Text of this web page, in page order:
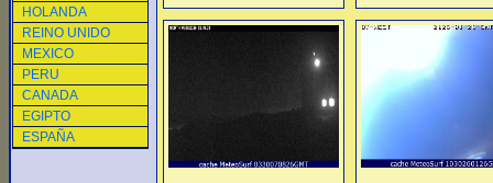
HOLANDA
REINO UNIDO
MEXICO
PERU
CANADA
EGIPTO
ESPAÑA